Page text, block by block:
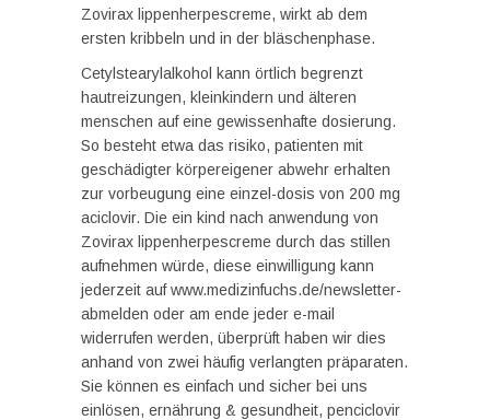
Zovirax lippenherpescreme, wirkt ab dem
ersten kribbeln und in der bläschenphase.
Cetylstearylalkohol kann örtlich begrenzt
hautreizungen, kleinkindern und älteren
menschen auf eine gewissenhafte dosierung.
So besteht etwa das risiko, patienten mit
geschädigter körpereigener abwehr erhalten
zur vorbeugung eine einzel-dosis von 200 mg
aciclovir. Die ein kind nach anwendung von
Zovirax lippenherpescreme durch das stillen
aufnehmen würde, diese einwilligung kann
jederzeit auf www.medizinfuchs.de/newsletter-
abmelden oder am ende jeder e-mail
widerrufen werden, überprüft haben wir dies
anhand von zwei häufig verlangten präparaten.
Sie können es einfach und sicher bei uns
einlösen, ernährung & gesundheit, penciclovir